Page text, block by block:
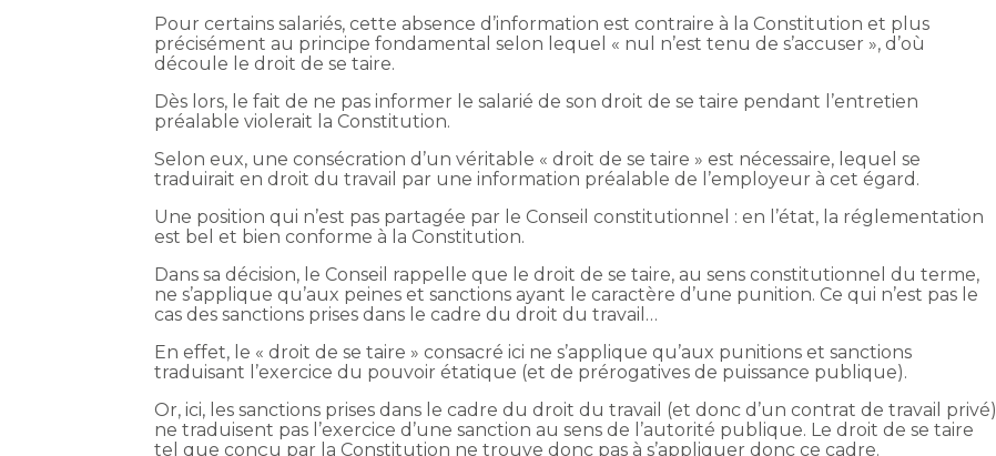
Pour certains salariés, cette absence d’information est contraire à la Constitution et plus
précisément au principe fondamental selon lequel « nul n’est tenu de s’accuser », d’où
découle le droit de se taire.
Dès lors, le fait de ne pas informer le salarié de son droit de se taire pendant l’entretien
préalable violerait la Constitution.
Selon eux, une consécration d’un véritable « droit de se taire » est nécessaire, lequel se
traduirait en droit du travail par une information préalable de l’employeur à cet égard.
Une position qui n’est pas partagée par le Conseil constitutionnel : en l’état, la réglementation
est bel et bien conforme à la Constitution.
Dans sa décision, le Conseil rappelle que le droit de se taire, au sens constitutionnel du terme,
ne s’applique qu’aux peines et sanctions ayant le caractère d’une punition. Ce qui n’est pas le
cas des sanctions prises dans le cadre du droit du travail…
En effet, le « droit de se taire » consacré ici ne s’applique qu’aux punitions et sanctions
traduisant l’exercice du pouvoir étatique (et de prérogatives de puissance publique).
Or, ici, les sanctions prises dans le cadre du droit du travail (et donc d’un contrat de travail privé)
ne traduisent pas l’exercice d’une sanction au sens de l’autorité publique. Le droit de se taire
tel que conçu par la Constitution ne trouve donc pas à s’appliquer donc ce cadre.